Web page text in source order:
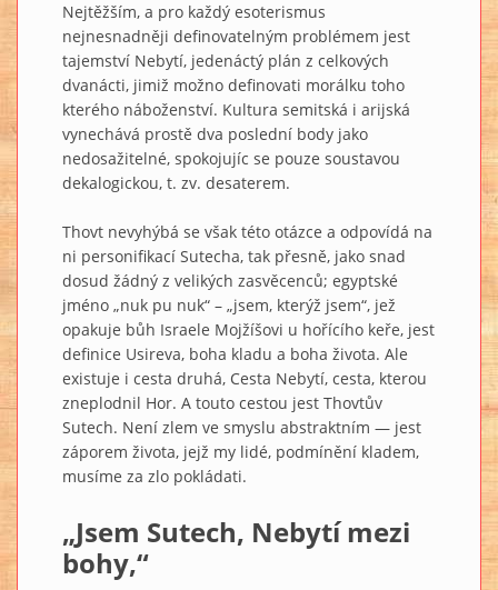
Nejtěžším, a pro každý esoterismus
nejnesnadněji definovatelným problémem jest
tajemství Nebytí, jedenáctý plán z celkových
dvanácti, jimiž možno definovati morálku toho
kterého náboženství. Kultura semitská i arijská
vynechává prostě dva poslední body jako
nedosažitelné, spokojujíc se pouze soustavou
dekalogickou, t. zv. desaterem.
Thovt nevyhýbá se však této otázce a odpovídá na
ni personifikací Sutecha, tak přesně, jako snad
dosud žádný z velikých zasvěcenců; egyptské
jméno „nuk pu nuk“ – „jsem, kterýž jsem“, jež
opakuje bůh Israele Mojžíšovi u hořícího keře, jest
definice Usireva, boha kladu a boha života. Ale
existuje i cesta druhá, Cesta Nebytí, cesta, kterou
zneplodnil Hor. A touto cestou jest Thovtův
Sutech. Není zlem ve smyslu abstraktním — jest
záporem života, jejž my lidé, podmínění kladem,
musíme za zlo pokládati.
„Jsem Sutech, Nebytí mezi
bohy,“